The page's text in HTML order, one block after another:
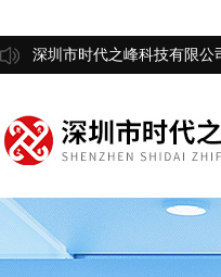
深圳市时代之峰科技有限公